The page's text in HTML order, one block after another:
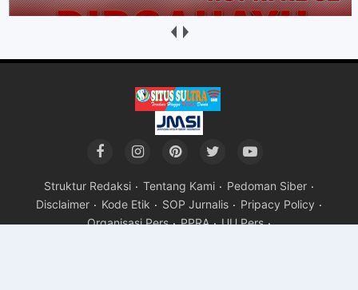
Struktur Redaksi Tentang Kami
Pedoman Siber
Disclaimer
Kode Etik SOP Jurnalis
Pripacy Policy
Organisasi Pers
PPRA UU Pers